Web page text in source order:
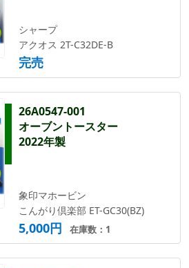
シャープ
アクオス 2T-C32DE-B
完売
26A0547-001
オーブントースター
2022年製
象印マホービン
こんがり倶楽部 ET-GC30(BZ)
5,000円 在庫数：1